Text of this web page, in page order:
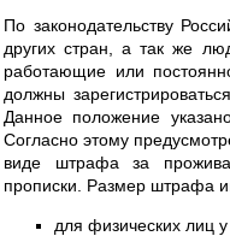
По законодательству
других стран, а так же
работающие или
должны
Данное положение
Согласно этому
виде штрафа за
прописки. Размер штрафа
для физических лиц у